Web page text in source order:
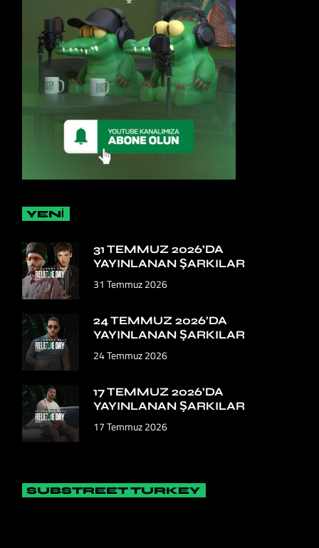
YENİ
31 TEMMUZ 2026’DA
YAYINLANAN ŞARKILAR
31 Temmuz 2026
24 TEMMUZ 2026’DA
YAYINLANAN ŞARKILAR
24 Temmuz 2026
17 TEMMUZ 2026’DA
YAYINLANAN ŞARKILAR
17 Temmuz 2026
SUBSTREET TURKEY